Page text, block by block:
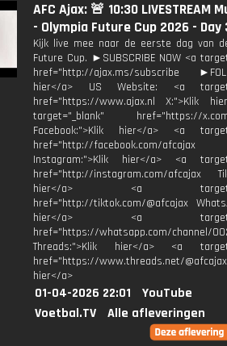
AFC Ajax: 🚨 10:30 LIVESTREAM
- Olympia Future Cup 2026 - Day
Kijk live mee naar de eerste dag van
Future Cup. ►SUBSCRIBE NOW <a
href="http://ajax.ms/subscribe
hier</a> US Website: <a
href="https://www.ajax.nl X:">Klik
target="_blank" href="https://x.com/
Facebook:">Klik hier</a> <a
href="http://facebook.com/afcajax
Instagram:">Klik hier</a> <a
href="http://instagram.com/afcajax
hier</a> <a
href="http://tiktok.com/@afcajax
hier</a> <a
href="https://whatsapp.com/channel/
Threads:">Klik hier</a> <a
href="https://www.threads.net/
hier</a>
01-04-2026 22:01
YouTube
Voetbal.TV
Alle afleveringen